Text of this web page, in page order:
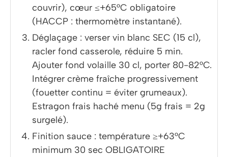
couvrir), cœur ≤+65°C obligatoire
(HACCP : thermomètre instantané).
Déglaçage : verser vin blanc SEC (15 cl),
racler fond casserole, réduire 5 min.
Ajouter fond volaille 30 cl, porter 80-82°C.
Intégrer crème fraîche progressivement
(fouetter continu = éviter grumeaux).
Estragon frais haché menu (5g frais = 2g
surgelé).
Finition sauce : température ≥+63°C
minimum 30 sec OBLIGATOIRE